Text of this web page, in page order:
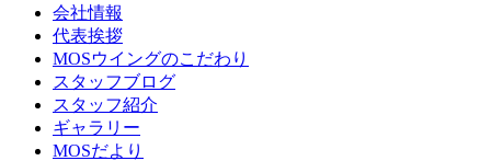
会社情報
代表挨拶
MOSウイングのこだわり
スタッフブログ
スタッフ紹介
ギャラリー
MOSだより